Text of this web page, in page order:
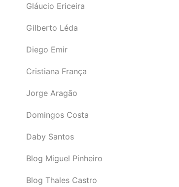
Gláucio Ericeira
Gilberto Léda
Diego Emir
Cristiana França
Jorge Aragão
Domingos Costa
Daby Santos
Blog Miguel Pinheiro
Blog Thales Castro